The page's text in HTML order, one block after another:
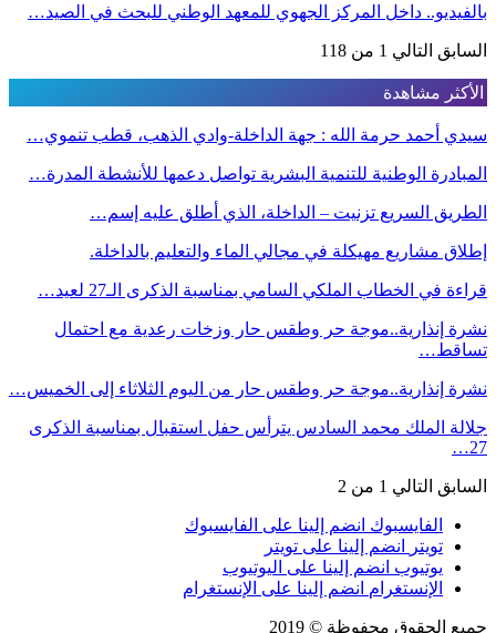
بالفيديو.. داخل المركز الجهوي للمعهد الوطني للبحث في الصيد…
السابق التالي 1 من 118
الأكثر مشاهدة
سيدي أحمد حرمة الله : جهة الداخلة-وادي الذهب، قطب تنموي…
المبادرة الوطنية للتنمية البشرية تواصل دعمها للأنشطة المدرة…
الطريق السريع تزنيت – الداخلة، الذي أطلق عليه إسم…
إطلاق مشاريع مهيكلة في مجالي الماء والتعليم بالداخلة.
قراءة في الخطاب الملكي السامي بمناسبة الذكرى الـ27 لعيد…
نشرة إنذارية..موجة حر وطقس حار وزخات رعدية مع احتمال
تساقط…
نشرة إنذارية..موجة حر وطقس حار من اليوم الثلاثاء إلى الخميس…
جلالة الملك محمد السادس يترأس حفل استقبال بمناسبة الذكرى
27…
السابق التالي 1 من 2
الفايسبوك انضم إلينا على الفايسبوك
تويتر
انضم إلينا على تويتر
يوتيوب انضم إلينا على اليوتيوب
الإنستغرام انضم إلينا على الإنستغرام
جميع الحقوق محفوظة © 2019